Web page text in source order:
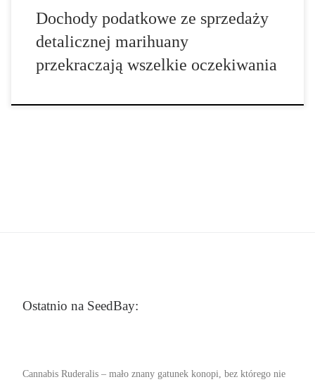
Dochody podatkowe ze sprzedaży
detalicznej marihuany
przekraczają wszelkie oczekiwania
Ostatnio na SeedBay:
Cannabis Ruderalis – mało znany gatunek konopi, bez którego nie